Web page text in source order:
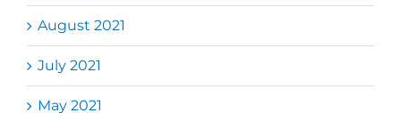
August 2021
July 2021
May 2021